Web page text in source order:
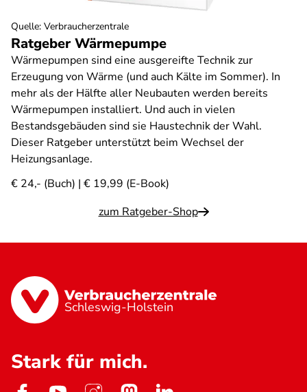
Ratgeber Wärmepumpe
Wärmepumpen sind eine ausgereifte Technik zur
Erzeugung von Wärme (und auch Kälte im Sommer). In
mehr als der Hälfte aller Neubauten werden bereits
Wärmepumpen installiert. Und auch in vielen
Bestandsgebäuden sind sie Haustechnik der Wahl.
Dieser Ratgeber unterstützt beim Wechsel der
Heizungsanlage.
€ 24,- (Buch) | € 19,99 (E-Book)
zum Ratgeber-Shop
Quelle: Verbraucherzentrale
Schleswig-Holstein
Stark für mich.